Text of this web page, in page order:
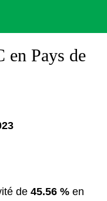
en Pays de
de 45.56 % en